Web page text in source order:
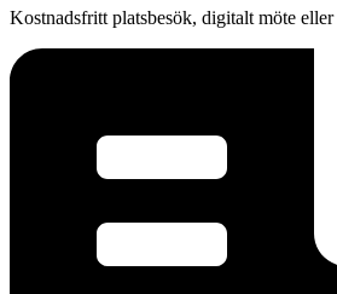
Kostnadsfritt platsbesök, digitalt möte